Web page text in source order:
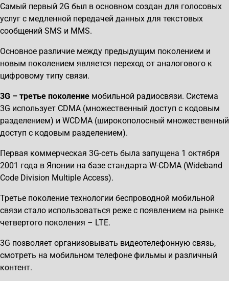
Самый первый 2G был в основном создан для голосовых
услуг с медленной передачей данных для текстовых
сообщений SMS и MMS.
Основное различие между предыдущим поколением и
новым поколением является переход от аналогового к
цифровому типу связи.
3G – третье поколение мобильной радиосвязи. Система
3G использует CDMA (множественный доступ с кодовым
разделением) и WCDMA (широкополосный множественный
доступ с кодовым разделением).
Первая коммерческая 3G-сеть была запущена 1 октября
2001 года в Японии на базе стандарта W-CDMA (Wideband
Code Division Multiple Access).
Третье поколение технологии беспроводной мобильной
связи стало использоваться реже с появлением на рынке
четвертого поколения – LTE.
3G позволяет организовывать видеотелефонную связь,
смотреть на мобильном телефоне фильмы и различный
контент.